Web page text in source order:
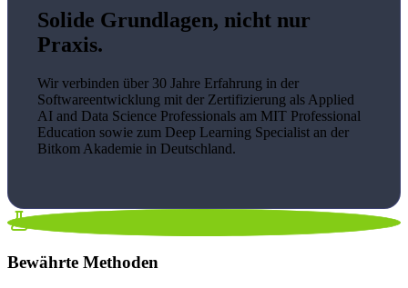
Solide Grundlagen, nicht nur
Praxis.
Wir verbinden über 30 Jahre Erfahrung in der
Softwareentwicklung mit der Zertifizierung als Applied
AI and Data Science Professionals am MIT Professional
Education sowie zum Deep Learning Specialist an der
Bitkom Akademie in Deutschland.
Bewährte Methoden